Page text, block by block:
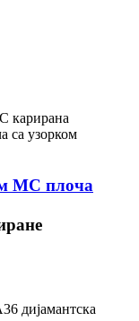
МС плоча